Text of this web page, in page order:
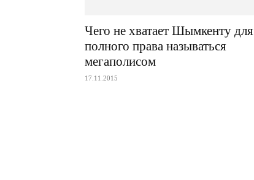
Чего не хватает Шымкенту для
полного права называться
мегаполисом
17.11.2015